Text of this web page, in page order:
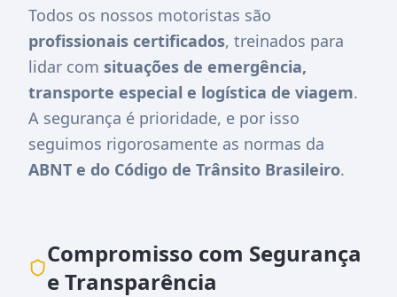
Todos os nossos motoristas são
profissionais certificados, treinados para
lidar com situações de emergência,
transporte especial e logística de viagem.
A segurança é prioridade, e por isso
seguimos rigorosamente as normas da
ABNT e do Código de Trânsito Brasileiro.
Compromisso com Segurança
e Transparência